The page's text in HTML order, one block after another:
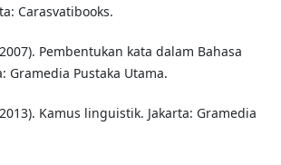
Carasvatibooks.
Pembentukan kata dalam Bahasa
Gramedia Pustaka Utama.
Kamus linguistik. Jakarta: Gramedia